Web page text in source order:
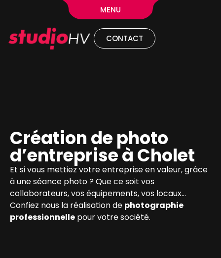
MENU
CONTACT
Création de photo
d’entreprise à Cholet
Et si vous mettiez votre entreprise en valeur, grâce
à une séance photo ? Que ce soit vos
collaborateurs, vos équipements, vos locaux…
Confiez nous la réalisation de photographie
professionnelle pour votre société.